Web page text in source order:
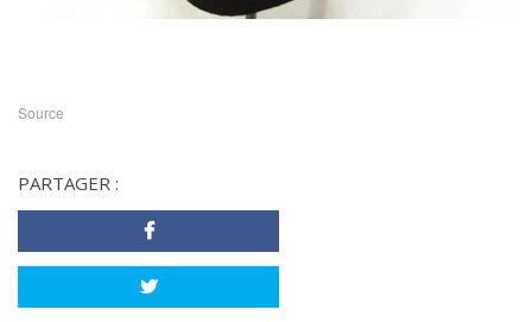
Source
PARTAGER :